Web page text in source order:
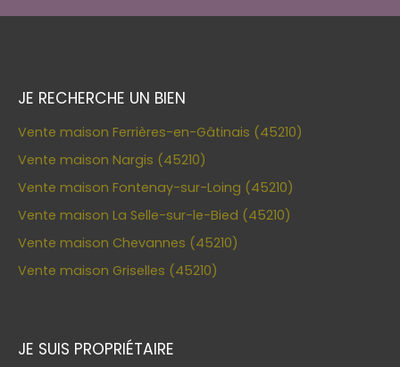
JE RECHERCHE UN BIEN
Vente maison Ferrières-en-Gâtinais (45210)
Vente maison Nargis (45210)
Vente maison Fontenay-sur-Loing (45210)
Vente maison La Selle-sur-le-Bied (45210)
Vente maison Chevannes (45210)
Vente maison Griselles (45210)
JE SUIS PROPRIÉTAIRE